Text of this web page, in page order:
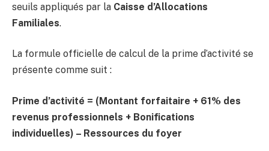
seuils appliqués par la Caisse d’Allocations
Familiales.
La formule officielle de calcul de la prime d’activité se
présente comme suit :
Prime d’activité = (Montant forfaitaire + 61% des
revenus professionnels + Bonifications
individuelles) – Ressources du foyer